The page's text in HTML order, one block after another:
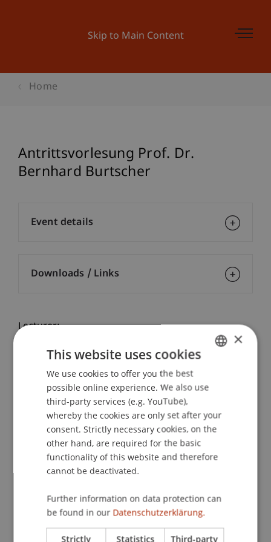
Skip to Main Content
Home
Antrittsvorlesung Prof. Dr.
Bernhard Burtscher
Lecturer:
School or Professorship:
Banking and Financial Market Law
In seiner Antrittsvorlesung widmet sich Prof. Dr.
Bernhard Burtscher dem Zahlungsverkehrsrecht
in seiner nationalen, europäischen und
historischen Dimension. Er beleuchtet
Wechselwirkungen von Aufsichts- und Privatrecht
Zahlungsverkehrs in den Blick.
Prof. Dr. Bernhard Burtscher ist Inhaber der
Event details
Downloads / Links
ENGLISH
×
This website uses cookies
We use cookies to offer you the best
possible online experience. We also use
third-party services (e.g. YouTube),
whereby the cookies are only set after your
consent. Strictly necessary cookies, on the
other hand, are required for the basic
functionality of this website and therefore
cannot be deactivated.
Further information on data protection can
be found in our Datenschutzerklärung.
Strictly Statistics Third-party